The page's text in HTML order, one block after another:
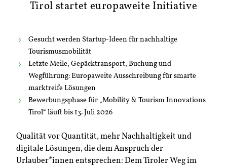
Tirol startet europaweite Initiative
Gesucht werden Startup-Ideen für nachhaltige
Tourismusmobilität
Letzte Meile, Gepäcktransport, Buchung und
Wegführung: Europaweite Ausschreibung für smarte
marktreife Lösungen
Bewerbungsphase für „Mobility & Tourism Innovations
Tirol“ läuft bis 13. Juli 2026
Qualität vor Quantität, mehr Nachhaltigkeit und
digitale Lösungen, die dem Anspruch der
Urlauber*innen entsprechen: Dem Tiroler Weg im